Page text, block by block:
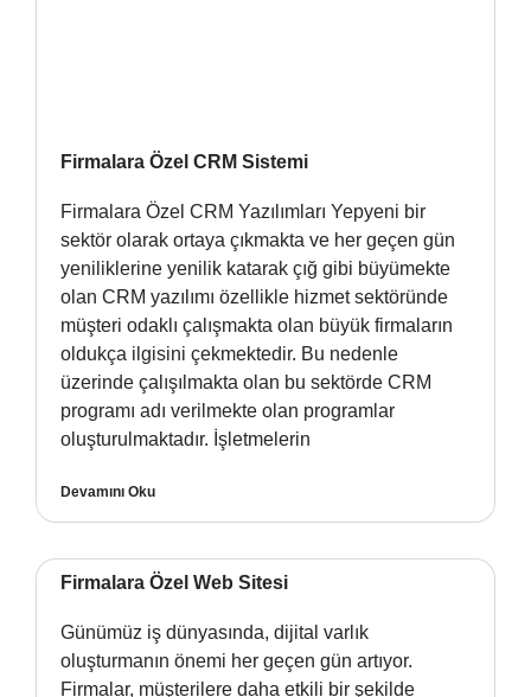
Firmalara Özel CRM Sistemi
Firmalara Özel CRM Yazılımları Yepyeni bir
sektör olarak ortaya çıkmakta ve her geçen gün
yeniliklerine yenilik katarak çığ gibi büyümekte
olan CRM yazılımı özellikle hizmet sektöründe
müşteri odaklı çalışmakta olan büyük firmaların
oldukça ilgisini çekmektedir. Bu nedenle
üzerinde çalışılmakta olan bu sektörde CRM
programı adı verilmekte olan programlar
oluşturulmaktadır. İşletmelerin
Devamını Oku
Firmalara Özel Web Sitesi
Günümüz iş dünyasında, dijital varlık
oluşturmanın önemi her geçen gün artıyor.
Firmalar, müşterilere daha etkili bir şekilde